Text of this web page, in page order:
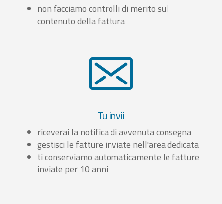
non facciamo controlli di merito sul
contenuto della fattura
Tu invii
riceverai la notifica di avvenuta consegna
gestisci le fatture inviate nell'area dedicata
ti conserviamo automaticamente le fatture
inviate per 10 anni